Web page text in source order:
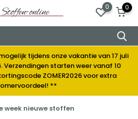
0 0
tijdens onze vakantie van 17 juli
Verzendingen starten weer vanaf 10
ZOMER2026 voor extra
**
week nieuwe stoffen